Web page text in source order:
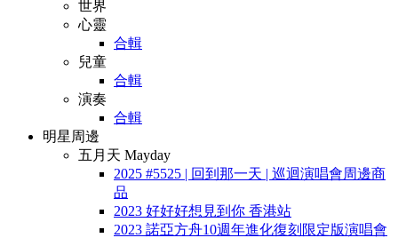
世界
心靈
合輯
兒童
合輯
演奏
合輯
明星周邊
五月天 Mayday
2025 #5525 | 回到那一天 | 巡迴演唱會周邊商
品
2023 好好好想見到你 香港站
2023 諾亞方舟10週年進化復刻限定版演唱會